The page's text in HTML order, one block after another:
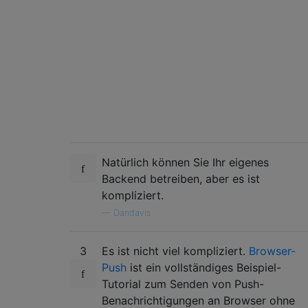
Natürlich können Sie Ihr eigenes
Backend betreiben, aber es ist
kompliziert.
Dandavis
3 Es ist nicht viel kompliziert. Browser-
Push ist ein vollständiges Beispiel-
Tutorial zum Senden von Push-
Benachrichtigungen an Browser ohne